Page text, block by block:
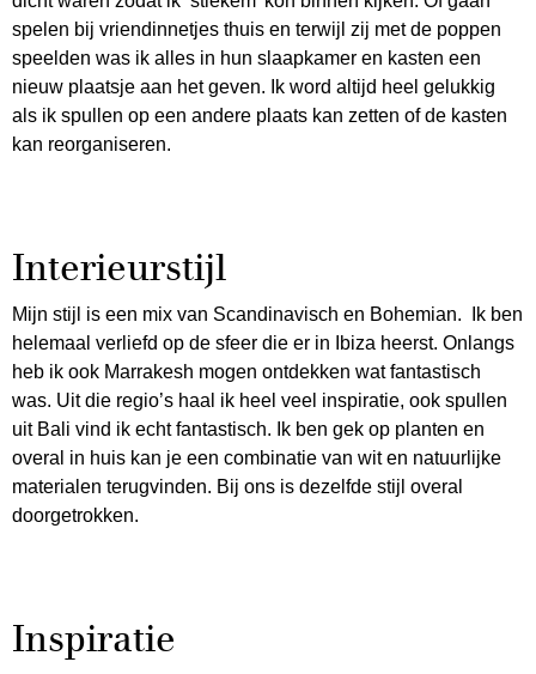
spelen bij vriendinnetjes thuis en terwijl zij met de poppen
speelden was ik alles in hun slaapkamer en kasten een
nieuw plaatsje aan het geven. Ik word altijd heel gelukkig
als ik spullen op een andere plaats kan zetten of de kasten
kan reorganiseren.
Interieurstijl
Mijn stijl is een mix van Scandinavisch en Bohemian. Ik ben
helemaal verliefd op de sfeer die er in Ibiza heerst. Onlangs
heb ik ook Marrakesh mogen ontdekken wat fantastisch
was. Uit die regio’s haal ik heel veel inspiratie, ook spullen
uit Bali vind ik echt fantastisch. Ik ben gek op planten en
overal in huis kan je een combinatie van wit en natuurlijke
materialen terugvinden. Bij ons is dezelfde stijl overal
doorgetrokken.
Inspiratie